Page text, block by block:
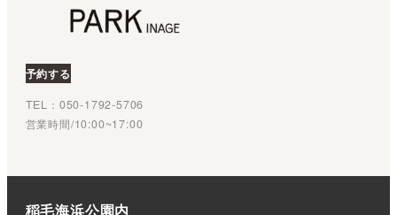
予約する
TEL：050‐1792‐5706
営業時間/10:00~17:00
稲毛海浜公園内